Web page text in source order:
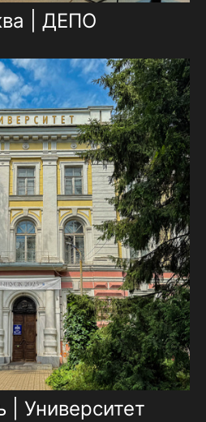
| ДЕПО
| Университет